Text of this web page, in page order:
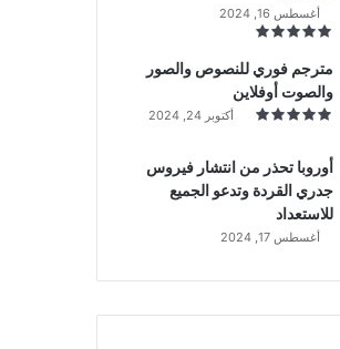
أغسطس 16, 2024
مترجم فوري للنصوص والصور
والصوت أوفلاين
أكتوبر 24, 2024
أوروبا تحذر من انتشار فيروس
جدري القردة وتدعو الجميع
للاستعداد
أغسطس 17, 2024